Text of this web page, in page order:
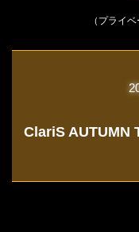
（プライ
ClariS AUTUMN